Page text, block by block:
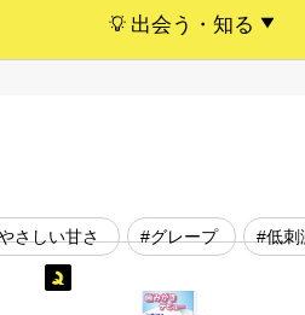
出会う・知る
さしい甘さ #グレープ #低刺